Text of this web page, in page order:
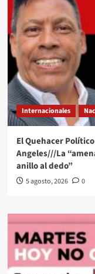
Internacionales
El Quehacer
Angeles///La
anillo al dedo”
5 agosto, 2026 0